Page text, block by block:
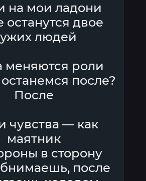
на мои ладони
останутся двое
людей
меняются роли
после?
После
чувства — как
маятник
в сторону
после